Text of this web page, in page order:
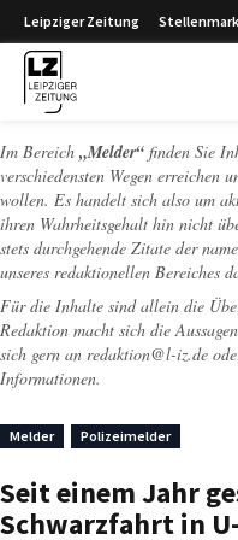
Leipziger Zeitung
Im Bereich „Melder“ finden Sie
verschiedensten Wegen erreichen
wollen. Es handelt sich also um
ihren Wahrheitsgehalt hin nicht
stets durchgehende Zitate der
unseres redaktionellen Bereiches
Für die Inhalte sind allein die
Redaktion macht sich die
sich gern an redaktion@l-iz.de
Informationen.
Melder Polizeimelder
Seit einem Jahr
Schwarzfahrt in